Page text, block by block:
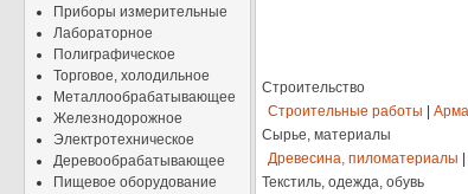
Приборы измерительные
Лабораторное
Полиграфическое
Торговое, холодильное
Металлообрабатывающее
Железнодорожное
Электротехническое
Деревообрабатывающее
Пищевое оборудование
Строительство
Строительные работы
Сырье, материалы
Древесина, пиломатериалы
Текстиль, одежда, обувь